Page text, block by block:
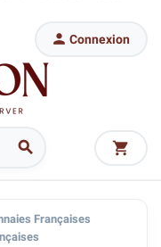

 Connexion

Françaises